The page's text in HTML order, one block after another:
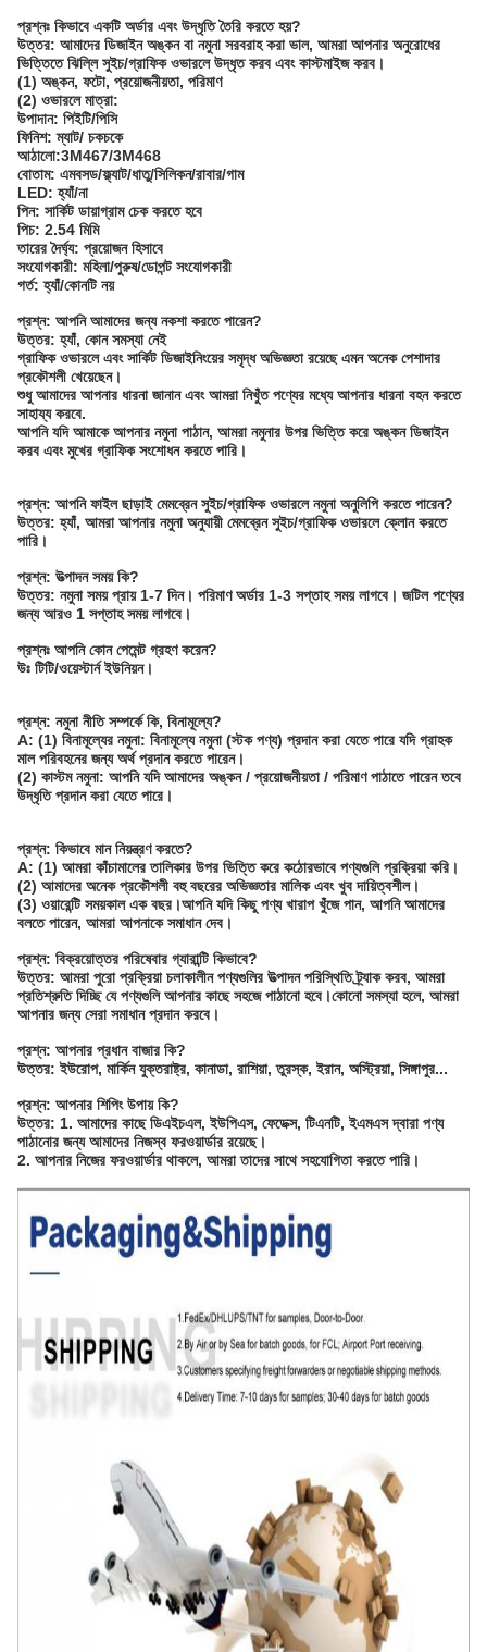
প্রশ্নঃ কিভাবে একটি অর্ডার এবং উদ্ধৃতি তৈরি করতে হয়?
উত্তর: আমাদের ডিজাইন অঙ্কন বা নমুনা সরবরাহ করা ভাল, আমরা আপনার অনুরোধের
ভিত্তিতে ঝিল্লি সুইচ/গ্রাফিক ওভারলে উদ্ধৃত করব এবং কাস্টমাইজ করব।
(1) অঙ্কন, ফটো, প্রয়োজনীয়তা, পরিমাণ
(2) ওভারলে মাত্রা:
উপাদান: পিইটি/পিসি
ফিনিশ: ম্যাট/ চকচকে
আঠালো:3M467/3M468
বোতাম: এমবসড/ফ্ল্যাট/ধাতু/সিলিকন/রাবার/গাম
LED: হ্যাঁ/না
পিন: সার্কিট ডায়াগ্রাম চেক করতে হবে
পিচ: 2.54 মিমি
তারের দৈর্ঘ্য: প্রয়োজন হিসাবে
সংযোগকারী: মহিলা/পুরুষ/ডোপন্ট সংযোগকারী
গর্ত: হ্যাঁ/কোনটি নয়
প্রশ্ন: আপনি আমাদের জন্য নকশা করতে পারেন?
উত্তর: হ্যাঁ, কোন সমস্যা নেই
গ্রাফিক ওভারলে এবং সার্কিট ডিজাইনিংয়ের সমৃদ্ধ অভিজ্ঞতা রয়েছে এমন অনেক পেশাদার
প্রকৌশলী খেয়েছেন।
শুধু আমাদের আপনার ধারনা জানান এবং আমরা নিখুঁত পণ্যের মধ্যে আপনার ধারনা বহন করতে
সাহায্য করবে.
আপনি যদি আমাকে আপনার নমুনা পাঠান, আমরা নমুনার উপর ভিত্তি করে অঙ্কন ডিজাইন
করব এবং মুখের গ্রাফিক সংশোধন করতে পারি।
প্রশ্ন: আপনি ফাইল ছাড়াই মেমব্রেন সুইচ/গ্রাফিক ওভারলে নমুনা অনুলিপি করতে পারেন?
উত্তর: হ্যাঁ, আমরা আপনার নমুনা অনুযায়ী মেমব্রেন সুইচ/গ্রাফিক ওভারলে ক্লোন করতে
পারি।
প্রশ্ন: উত্পাদন সময় কি?
উত্তর: নমুনা সময় প্রায় 1-7 দিন। পরিমাণ অর্ডার 1-3 সপ্তাহ সময় লাগবে। জটিল পণ্যের
জন্য আরও 1 সপ্তাহ সময় লাগবে।
প্রশ্নঃ আপনি কোন পেমেন্ট গ্রহণ করেন?
উঃ টিটি/ওয়েস্টার্ন ইউনিয়ন।
প্রশ্ন: নমুনা নীতি সম্পর্কে কি, বিনামূল্যে?
A: (1) বিনামূল্যের নমুনা: বিনামূল্যে নমুনা (স্টক পণ্য) প্রদান করা যেতে পারে যদি গ্রাহক
মাল পরিবহনের জন্য অর্থ প্রদান করতে পারেন।
(2) কাস্টম নমুনা: আপনি যদি আমাদের অঙ্কন / প্রয়োজনীয়তা / পরিমাণ পাঠাতে পারেন তবে
উদ্ধৃতি প্রদান করা যেতে পারে।
প্রশ্ন: কিভাবে মান নিয়ন্ত্রণ করতে?
A: (1) আমরা কাঁচামালের তালিকার উপর ভিত্তি করে কঠোরভাবে পণ্যগুলি প্রক্রিয়া করি।
(2) আমাদের অনেক প্রকৌশলী বহু বছরের অভিজ্ঞতার মালিক এবং খুব দায়িত্বশীল।
(3) ওয়ারেন্টি সময়কাল এক বছর।আপনি যদি কিছু পণ্য খারাপ খুঁজে পান, আপনি আমাদের
বলতে পারেন, আমরা আপনাকে সমাধান দেব।
প্রশ্ন: বিক্রয়োত্তর পরিষেবার গ্যারান্টি কিভাবে?
উত্তর: আমরা পুরো প্রক্রিয়া চলাকালীন পণ্যগুলির উত্পাদন পরিস্থিতি ট্র্যাক করব, আমরা
প্রতিশ্রুতি দিচ্ছি যে পণ্যগুলি আপনার কাছে সহজে পাঠানো হবে।কোনো সমস্যা হলে, আমরা
আপনার জন্য সেরা সমাধান প্রদান করবে।
প্রশ্ন: আপনার প্রধান বাজার কি?
উত্তর: ইউরোপ, মার্কিন যুক্তরাষ্ট্র, কানাডা, রাশিয়া, তুরস্ক, ইরান, অস্ট্রিয়া, সিঙ্গাপুর...
প্রশ্ন: আপনার শিপিং উপায় কি?
উত্তর: 1. আমাদের কাছে ডিএইচএল, ইউপিএস, ফেডেক্স, টিএনটি, ইএমএস দ্বারা পণ্য
পাঠানোর জন্য আমাদের নিজস্ব ফরওয়ার্ডার রয়েছে।
2. আপনার নিজের ফরওয়ার্ডার থাকলে, আমরা তাদের সাথে সহযোগিতা করতে পারি।